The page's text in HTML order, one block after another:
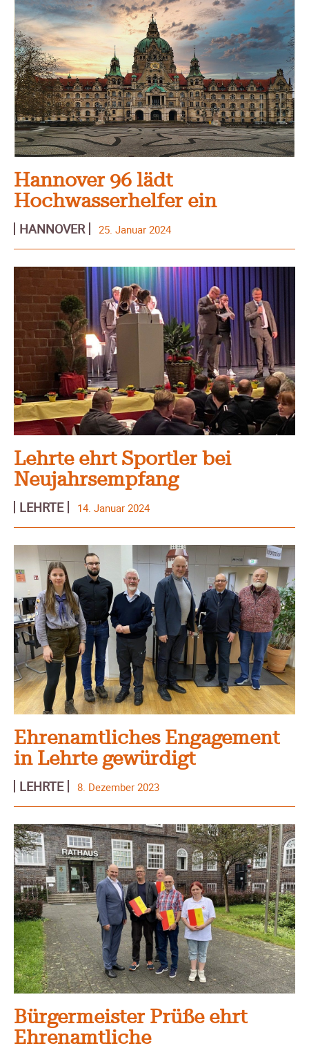
Hannover 96 lädt
Hochwasserhelfer ein
HANNOVER 25. Januar 2024
Lehrte ehrt Sportler bei
Neujahrsempfang
LEHRTE 14. Januar 2024
Ehrenamtliches Engagement
in Lehrte gewürdigt
LEHRTE 8. Dezember 2023
Bürgermeister Prüße ehrt
Ehrenamtliche